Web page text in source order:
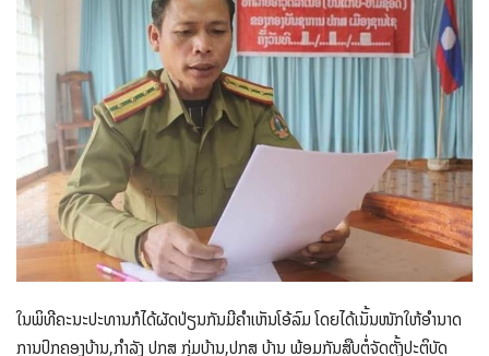
ໃນພິທີຄະນະປະທານກໍໄດ້ຜັດປ່ຽນກັນມີຄໍາເຫັນໂອ້ລົມ ໂດຍໄດ້ເນັ້ນໜັກໃຫ້ອຳນາດ
ການປົກຄອງບ້ານ,ກຳລັງ ປກສ ກຸ່ມບ້ານ,ປກສ ບ້ານ ພ້ອມກັນສືບຕໍ່ຈັດຕັ້ງປະຕິບັດ